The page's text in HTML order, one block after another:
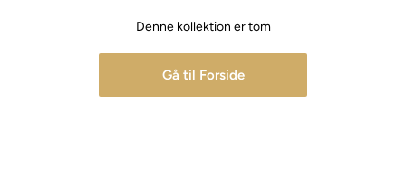
Denne kollektion er tom
Gå til Forside